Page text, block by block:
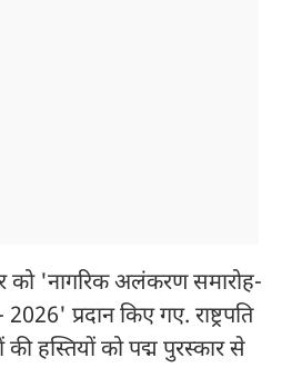
को 'नागरिक अलंकरण समारोह-
प्रदान किए गए. राष्ट्रपति
की हस्तियों को पद्म पुरस्कार से